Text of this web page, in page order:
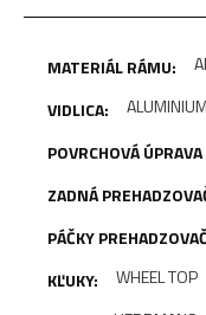
ALUMINIUM
WHEEL TOP